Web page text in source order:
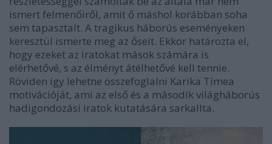
ismert felmenőiről, amit ő máshol korábban soha
sem tapasztalt. A tragikus háborús eseményeken
keresztül ismerte meg az őseit. Ekkor határozta el,
hogy ezeket az iratokat mások számára is
elérhetővé, s az élményt átélhetővé kell tennie.
Röviden így lehetne összefoglalni Karika Tímea
motivációját, ami az első és a második világháborús
hadigondozási iratok kutatására sarkallta.